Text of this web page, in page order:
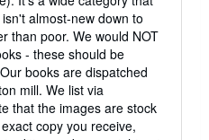
almost-new down to
than poor. We would NOT
- these should be
books are dispatched
mill. We list via
that the images are stock
copy you receive,